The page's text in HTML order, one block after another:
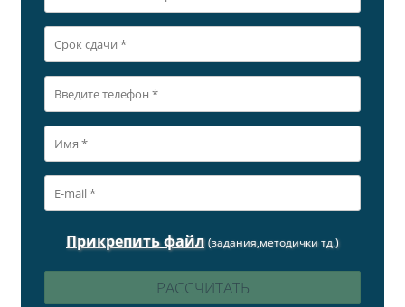
Прикрепить файл (задания,методички тд.)